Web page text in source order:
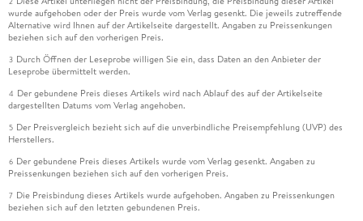
wurde aufgehoben oder der Preis wurde vom Verlag gesenkt. Die jeweils zutreffende
Alternative wird Ihnen auf der Artikelseite dargestellt. Angaben zu Preissenkungen
beziehen sich auf den vorherigen Preis.
3 Durch Öffnen der Leseprobe willigen Sie ein, dass Daten an den Anbieter der
Leseprobe übermittelt werden.
4 Der gebundene Preis dieses Artikels wird nach Ablauf des auf der Artikelseite
dargestellten Datums vom Verlag angehoben.
5 Der Preisvergleich bezieht sich auf die unverbindliche Preisempfehlung (UVP) des
Herstellers.
6 Der gebundene Preis dieses Artikels wurde vom Verlag gesenkt. Angaben zu
Preissenkungen beziehen sich auf den vorherigen Preis.
7 Die Preisbindung dieses Artikels wurde aufgehoben. Angaben zu Preissenkungen
beziehen sich auf den letzten gebundenen Preis.